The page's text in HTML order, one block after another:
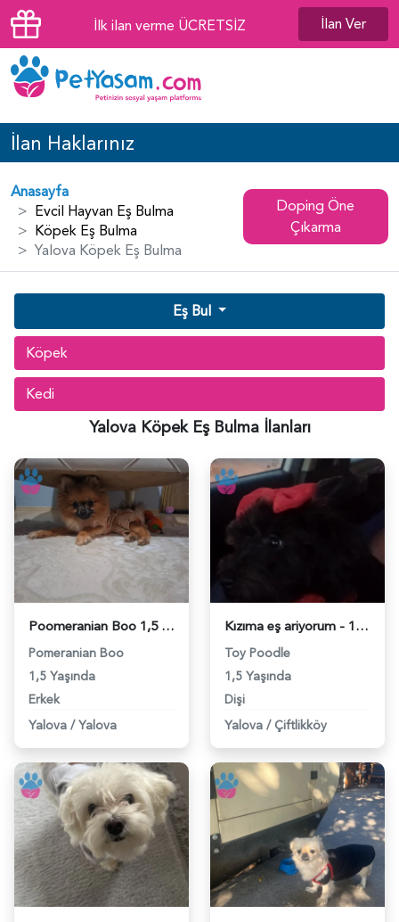
İlk ilan verme ÜCRETSİZ İlan Ver
İlan Haklarınız
Anasayfa
Evcil Hayvan Eş Bulma
Köpek Eş Bulma
Yalova Köpek Eş Bulma
Doping Öne
Çıkarma
Eş Bul
Köpek
Kedi
Yalova Köpek Eş Bulma İlanları
Poomeranian Boo 1,5 Yaşında Dişi Arıyoruz - 118983510
Pomeranian Boo
1,5 Yaşında
Erkek
Yalova / Yalova
Kızıma eş ariyorum - 118982455
Toy Poodle
1,5 Yaşında
Dişi
Yalova / Çiftlikköy